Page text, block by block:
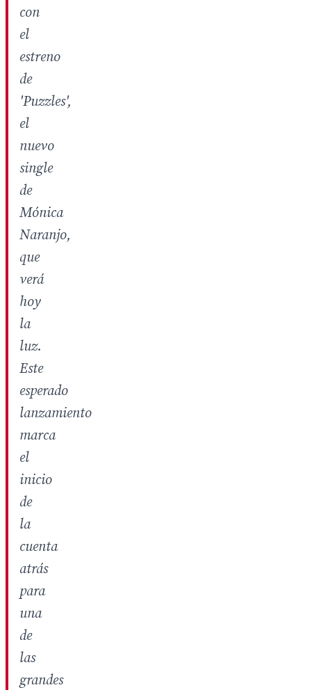
con
el
estreno
de
'Puzzles',
el
nuevo
single
de
Mónica
Naranjo,
que
verá
hoy
la
luz.
Este
esperado
lanzamiento
marca
el
inicio
de
la
cuenta
atrás
para
una
de
las
grandes